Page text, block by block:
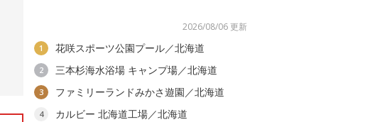
2026/08/06 更新
1 花咲スポーツ公園プール／北海道
2 三本杉海水浴場 キャンプ場／北海道
3 ファミリーランドみかさ遊園／北海道
4 カルビー 北海道工場／北海道